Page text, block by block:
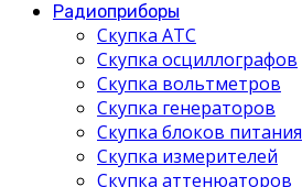
Радиоприборы
Скупка АТС
Скупка осциллографов
Скупка вольтметров
Скупка генераторов
Скупка блоков питания
Скупка измерителей
Скупка аттенюаторов